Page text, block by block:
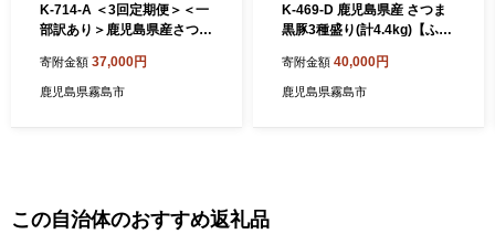
K-714-A ＜3回定期便＞＜一
部訳あり＞鹿児島県産さつま
便(計2.7kg)【ふるさと産直
バザール】霧島市 ロース バ
寄附金額 37,000円
鹿児島県霧島市
K-469-D 鹿児島県産 さつま
黒豚3種盛り(計4.4kg)【ふる
モモ バラ 切落し 黒豚 国産
鹿児島県産 肉 精肉
寄附金額 40,000円
鹿児島県霧島市
この自治体のおすすめ返礼品